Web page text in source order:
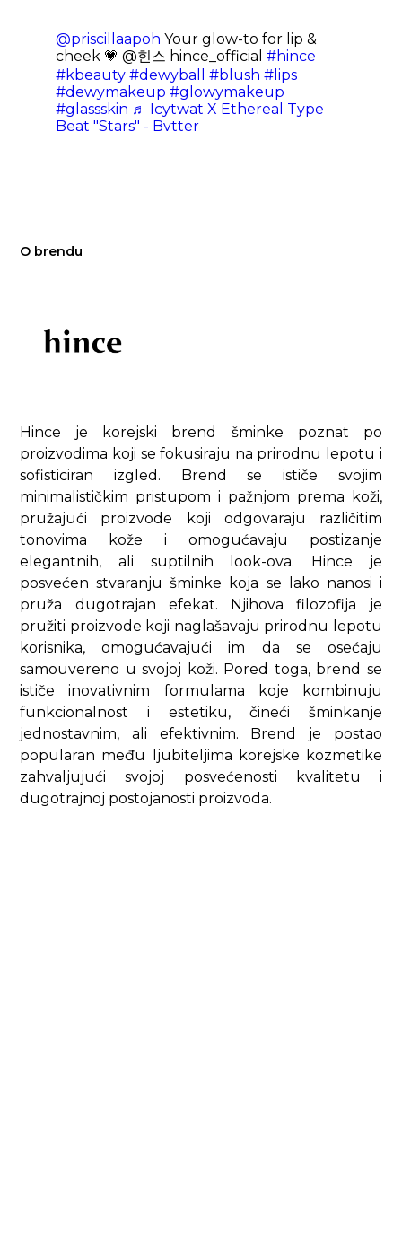
@priscillaapoh Your glow-to for lip &
cheek 💗 @힌스 hince_official#hince
#kbeauty #dewyball #blush #lips
#dewymakeup #glowymakeup
#glassskin ♬ Icytwat X Ethereal Type
Beat "Stars" - Bvtter
O brendu
Hince je korejski brend šminke poznat po
proizvodima koji se fokusiraju na prirodnu lepotu i
sofisticiran izgled. Brend se ističe svojim
minimalističkim pristupom i pažnjom prema koži,
pružajući proizvode koji odgovaraju različitim
tonovima kože i omogućavaju postizanje
elegantnih, ali suptilnih look-ova. Hince je
posvećen stvaranju šminke koja se lako nanosi i
pruža dugotrajan efekat. Njihova filozofija je
pružiti proizvode koji naglašavaju prirodnu lepotu
korisnika, omogućavajući im da se osećaju
samouvereno u svojoj koži. Pored toga, brend se
ističe inovativnim formulama koje kombinuju
funkcionalnost i estetiku, čineći šminkanje
jednostavnim, ali efektivnim. Brend je postao
popularan među ljubiteljima korejske kozmetike
zahvaljujući svojoj posvećenosti kvalitetu i
dugotrajnoj postojanosti proizvoda.